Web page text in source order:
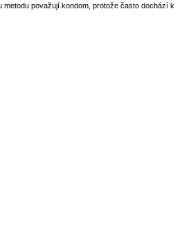
metodu považují kondom, protože často dochází k